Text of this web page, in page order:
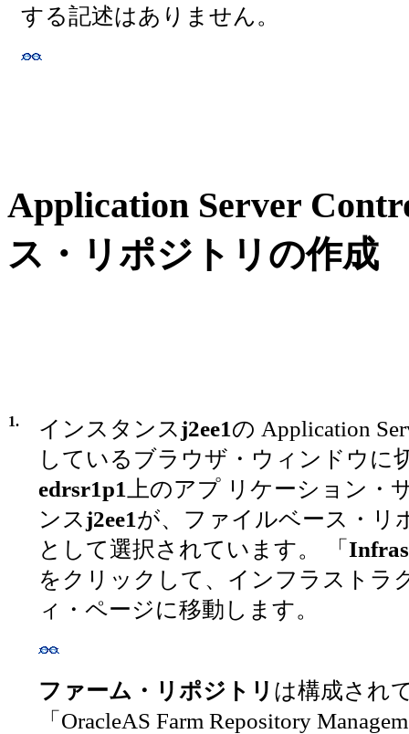
する記述はありません。
Application Server
ス・リポジトリの作成
1. インスタンスj2ee1の Application
しているブラウザ・ウィンドウに
edrsr1p1 上のアプ リケーション・
ンスj2ee1が、ファイルベース・リ
として選択されています。 「
をクリックして、インフラストラ
ィ・ページに移動します。
ファーム・リポジトリ は構成され
「OracleAS Farm Repository